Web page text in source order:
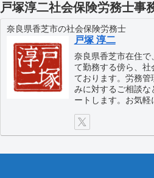
戸塚淳二社会保険労務士事
奈良県香芝市の社会保険労務士
戸塚 淳二
奈良県香芝市在住で
て勤務する傍ら、
ております。労務
みに対するご相談な
ートします。お気軽